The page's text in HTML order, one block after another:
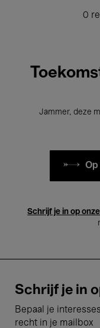
0
Jammer, deze
Op
Schrijf je in op
Schrijf je in
Bepaal je
recht in je mailbox